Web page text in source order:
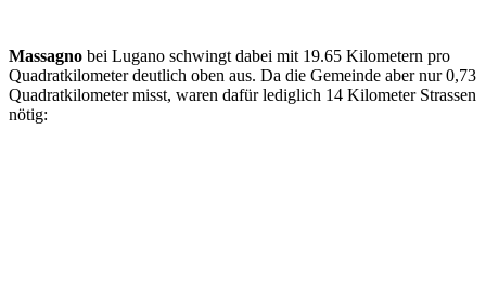
Massagno bei Lugano schwingt dabei mit 19.65 Kilometern pro
Quadratkilometer deutlich oben aus. Da die Gemeinde aber nur 0,73
Quadratkilometer misst, waren dafür lediglich 14 Kilometer Strassen
nötig: